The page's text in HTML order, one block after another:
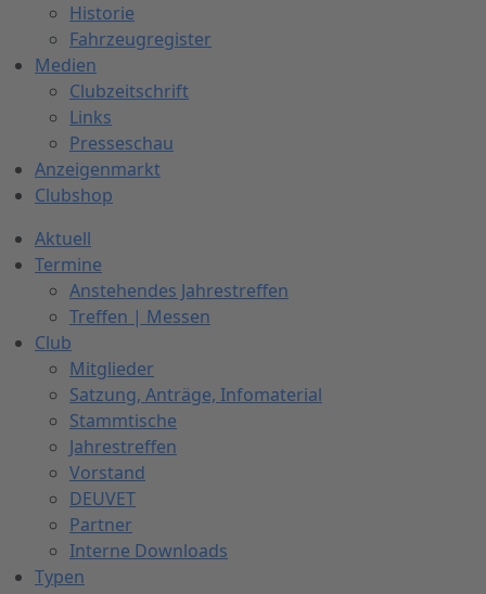
Historie
Fahrzeugregister
Medien
Clubzeitschrift
Links
Presseschau
Anzeigenmarkt
Clubshop
Aktuell
Termine
Anstehendes Jahrestreffen
Treffen | Messen
Club
Mitglieder
Satzung, Anträge, Infomaterial
Stammtische
Jahrestreffen
Vorstand
DEUVET
Partner
Interne Downloads
Typen